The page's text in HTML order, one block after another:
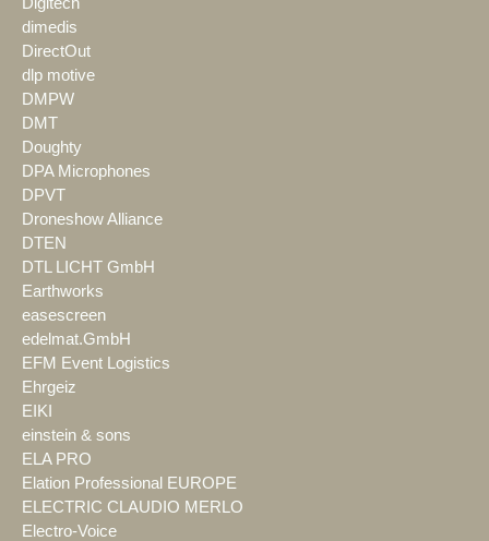
dimedis
DirectOut
dlp motive
DMPW
DMT
Doughty
DPA Microphones
DPVT
Droneshow Alliance
DTEN
DTL LICHT GmbH
Earthworks
easescreen
edelmat.GmbH
EFM Event Logistics
Ehrgeiz
EIKI
einstein & sons
ELA PRO
Elation Professional EUROPE
ELECTRIC CLAUDIO MERLO
Electro-Voice